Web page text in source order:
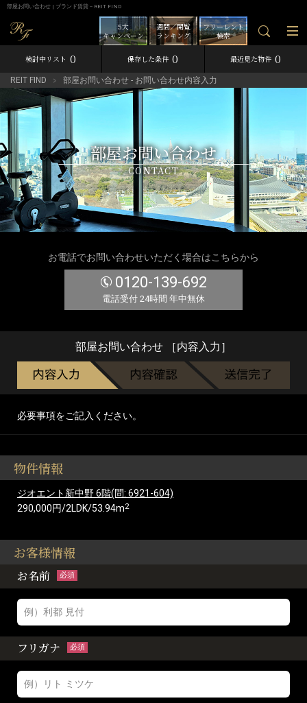
部屋お問い合わせ | ブランド賃貸－REIT FIND
フリーレント
検索
週間／閲覧
ランキング
5大
キャンペーン
検討中リスト 0 保存した条件 0 最近見た物件 0
REIT FIND 部屋お問い合わせ - お問い合わせ内容入力
部屋お問い合わせ
CONTACT
お電話でお問い合わせいただく場合はこちらから
0120-139-692
電話受付 24時間 年中無休
部屋お問い合わせ ［内容入力］
必要事項をご記入ください。
物件情報
ジオエント新中野 6階(問: 6921-604)
290,000円/2LDK/53.94m2
お客様情報
お名前 必須
フリガナ 必須